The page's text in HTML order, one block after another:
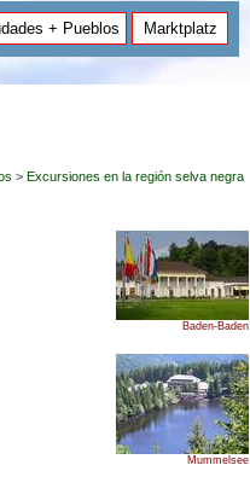
+ Pueblos Marktplatz
> Excursiones en la región selva negra
Baden-Baden
Mummelsee